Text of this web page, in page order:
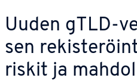
Uuden gTLD-
sen
riskit ja